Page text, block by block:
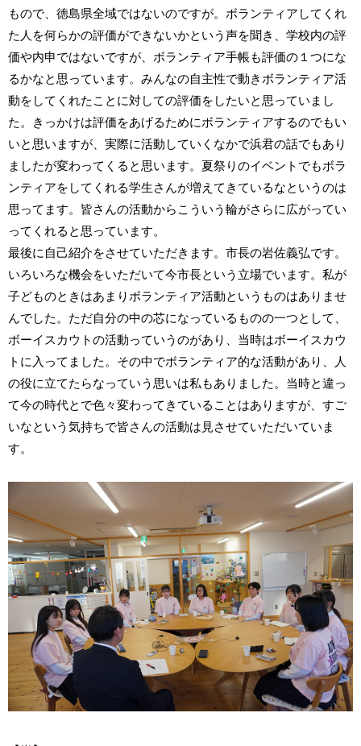
もので、徳島県全域ではないのですが。ボランティアしてくれ
た人を何らかの評価ができないかという声を聞き、学校内の評
価や内申ではないですが、ボランティア手帳も評価の１つにな
るかなと思っています。みんなの自主性で動きボランティア活
動をしてくれたことに対しての評価をしたいと思っていまし
た。きっかけは評価をあげるためにボランティアするのでもい
いと思いますが、実際に活動していくなかで浜君の話でもあり
ましたが変わってくると思います。夏祭りのイベントでもボラ
ンティアをしてくれる学生さんが増えてきているなというのは
思ってます。皆さんの活動からこういう輪がさらに広がってい
ってくれると思っています。
最後に自己紹介をさせていただきます。市長の岩佐義弘です。
いろいろな機会をいただいて今市長という立場でいます。私が
子どものときはあまりボランティア活動というものはありませ
んでした。ただ自分の中の芯になっているものの一つとして、
ボーイスカウトの活動っていうのがあり、当時はボーイスカウ
トに入ってました。その中でボランティア的な活動があり、人
の役に立てたらなっていう思いは私もありました。当時と違っ
て今の時代とで色々変わってきていることはありますが、すご
いなという気持ちで皆さんの活動は見させていただいていま
す。